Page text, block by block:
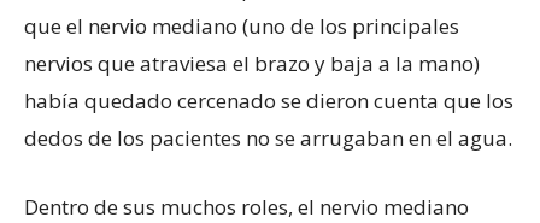
que el nervio mediano (uno de los principales
nervios que atraviesa el brazo y baja a la mano)
había quedado cercenado se dieron cuenta que los
dedos de los pacientes no se arrugaban en el agua.
Dentro de sus muchos roles, el nervio mediano